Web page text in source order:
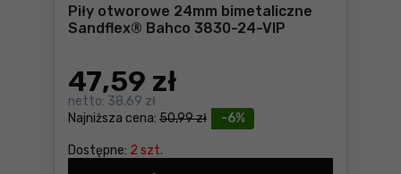
Piły otworowe 24mm bimetaliczne
Sandflex® Bahco 3830-24-VIP
-6%
Najniższa cena: 50,99 zł
47,59 zł
netto: 38,69 zł
Dostępne: 2 szt.